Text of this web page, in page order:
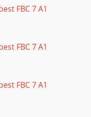
FBC 7 A1
FBC 7 A1
FBC 7 A1